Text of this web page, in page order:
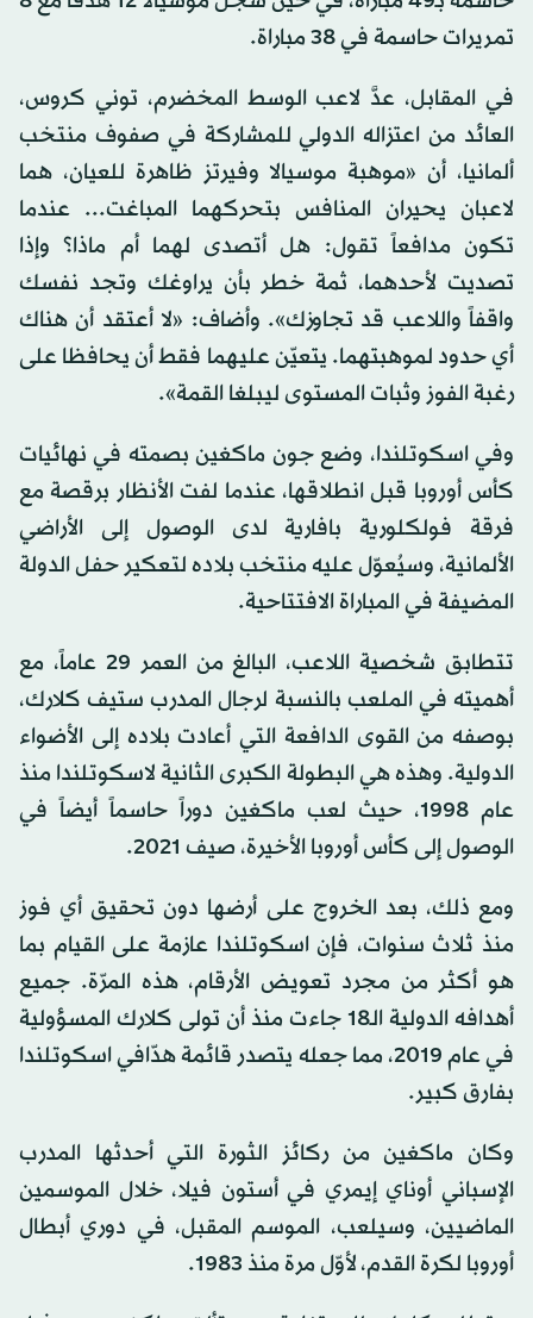
تمريرات حاسمة في 38 مباراة.
في المقابل، عدَّ لاعب الوسط المخضرم، توني كروس،
العائد من اعتزاله الدولي للمشاركة في صفوف منتخب
ألمانيا، أن «موهبة موسيالا وفيرتز ظاهرة للعيان، هما
لاعبان يحيران المنافس بتحركهما المباغت... عندما
تكون مدافعاً تقول: هل أتصدى لهما أم ماذا؟ وإذا
تصديت لأحدهما، ثمة خطر بأن يراوغك وتجد نفسك
واقفاً واللاعب قد تجاوزك». وأضاف: «لا أعتقد أن هناك
أي حدود لموهبتهما. يتعيّن عليهما فقط أن يحافظا على
رغبة الفوز وثبات المستوى ليبلغا القمة».
وفي اسكوتلندا، وضع جون ماكغين بصمته في نهائيات
كأس أوروبا قبل انطلاقها، عندما لفت الأنظار برقصة مع
فرقة فولكلورية بافارية لدى الوصول إلى الأراضي
الألمانية، وسيُعوّل عليه منتخب بلاده لتعكير حفل الدولة
المضيفة في المباراة الافتتاحية.
تتطابق شخصية اللاعب، البالغ من العمر 29 عاماً، مع
أهميته في الملعب بالنسبة لرجال المدرب ستيف كلارك،
بوصفه من القوى الدافعة التي أعادت بلاده إلى الأضواء
الدولية. وهذه هي البطولة الكبرى الثانية لاسكوتلندا منذ
عام 1998، حيث لعب ماكغين دوراً حاسماً أيضاً في
الوصول إلى كأس أوروبا الأخيرة، صيف 2021.
ومع ذلك، بعد الخروج على أرضها دون تحقيق أي فوز
منذ ثلاث سنوات، فإن اسكوتلندا عازمة على القيام بما
هو أكثر من مجرد تعويض الأرقام، هذه المرّة. جميع
أهدافه الدولية الـ18 جاءت منذ أن تولى كلارك المسؤولية
في عام 2019، مما جعله يتصدر قائمة هدّافي اسكوتلندا
بفارق كبير.
وكان ماكغين من ركائز الثورة التي أحدثها المدرب
الإسباني أوناي إيمري في أستون فيلا، خلال الموسمين
الماضيين، وسيلعب، الموسم المقبل، في دوري أبطال
أوروبا لكرة القدم، لأوّل مرة منذ 1983.